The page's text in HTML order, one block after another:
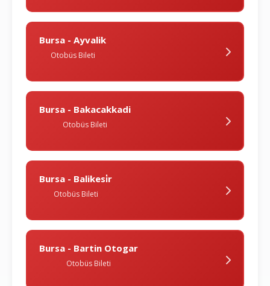
Bursa - Ayvalik
Otobüs Bileti
Bursa - Bakacakkadi
Otobüs Bileti
Bursa - Balikesi̇r
Otobüs Bileti
Bursa - Bartin Otogar
Otobüs Bileti